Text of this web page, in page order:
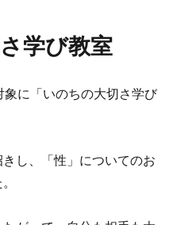
学び教室
に「いのちの大切さ学び
し、「性」についてのお